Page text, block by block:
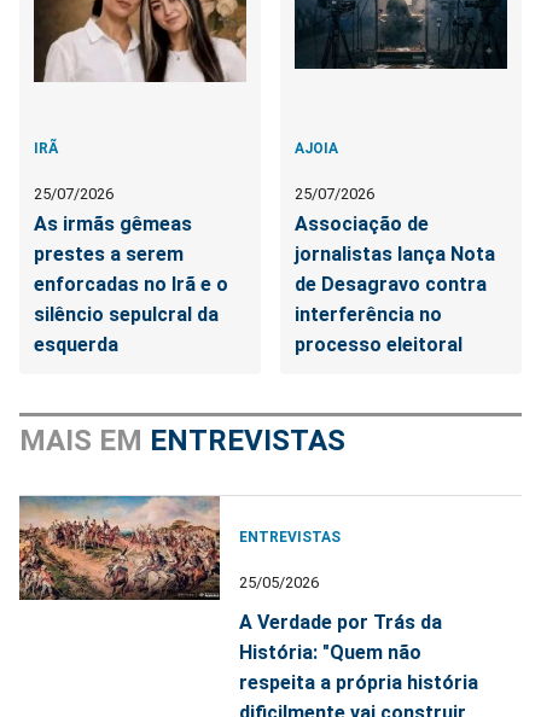
IRÃ
25/07/2026
As irmãs gêmeas
prestes a serem
enforcadas no Irã e o
silêncio sepulcral da
esquerda
AJOIA
25/07/2026
Associação de
jornalistas lança Nota
de Desagravo contra
interferência no
processo eleitoral
MAIS EM ENTREVISTAS
ENTREVISTAS
25/05/2026
A Verdade por Trás da
História: "Quem não
respeita a própria história
dificilmente vai construir